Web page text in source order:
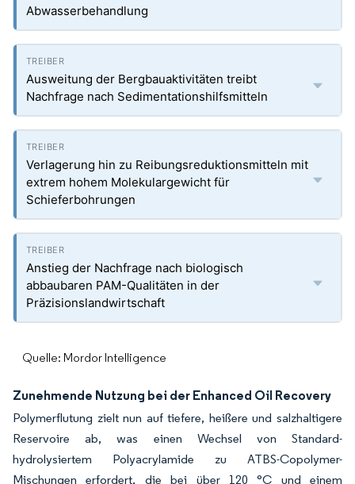
Abwasserbehandlung
Ausweitung der Bergbauaktivitäten treibt
Nachfrage nach Sedimentationshilfsmitteln
Verlagerung hin zu Reibungsreduktionsmitteln mit
extrem hohem Molekulargewicht für
Schieferbohrungen
Anstieg der Nachfrage nach biologisch
abbaubaren PAM-Qualitäten in der
Präzisionslandwirtschaft
Quelle: Mordor Intelligence
Zunehmende Nutzung bei der Enhanced Oil Recovery
Polymerflutung zielt nun auf tiefere, heißere und salzhaltigere
Reservoire ab, was einen Wechsel von Standard-
hydrolysiertem Polyacrylamide zu ATBS-Copolymer-
Mischungen erfordert, die bei über 120 °C und einem